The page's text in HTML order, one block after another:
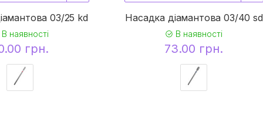
03/25 kd
В наявності
грн.
Насадка діамантова 03/40 sd
В наявності
73.00 грн.